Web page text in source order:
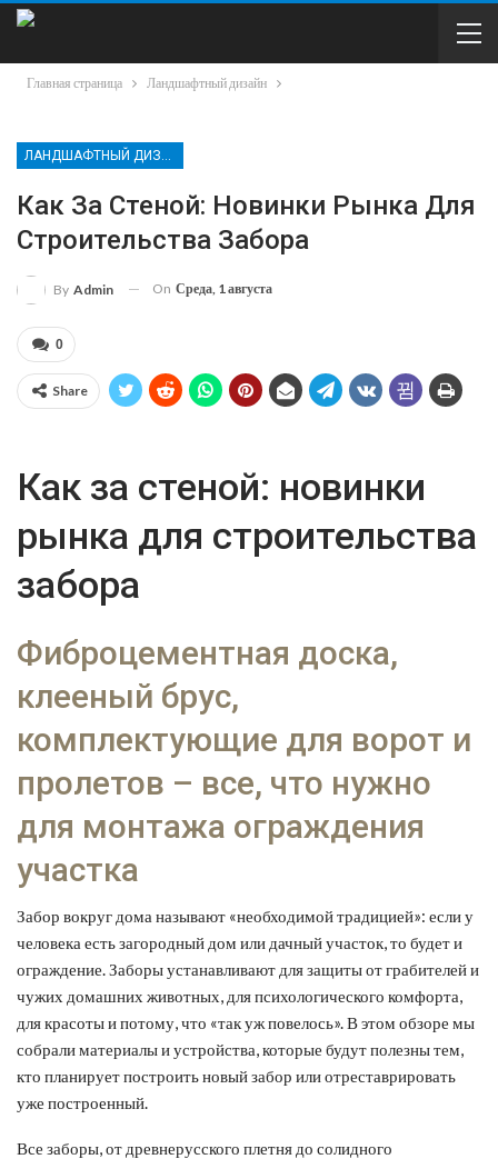
Главная страница Ландшафтный дизайн
Как За Стеной: Новинки Рынка Для
Строительства Забора
By Admin On Среда, 1 августа
0
Share
Как за стеной: новинки
рынка для строительства
забора
Фиброцементная доска,
клееный брус,
комплектующие для ворот и
пролетов – все, что нужно
для монтажа ограждения
участка
Забор вокруг дома называют «необходимой традицией»: если у
человека есть загородный дом или дачный участок, то будет и
ограждение. Заборы устанавливают для защиты от грабителей и
чужих домашних животных, для психологического комфорта,
для красоты и потому, что «так уж повелось». В этом обзоре мы
собрали материалы и устройства, которые будут полезны тем,
кто планирует построить новый забор или отреставрировать
уже построенный.
Все заборы, от древнерусского плетня до солидного